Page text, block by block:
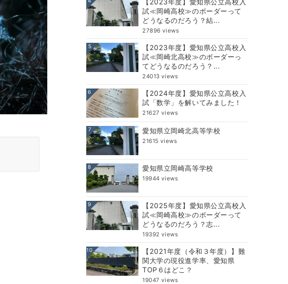
【2023年度】愛知県公立高校入
試≪岡崎高校≫のボーダーって
どうなるのだろう？結...
27896 views
5
【2023年度】愛知県公立高校入
試≪岡崎北高校≫のボーダーっ
てどうなるのだろう？...
24013 views
6
【2024年度】愛知県公立高校入
試「数学」を解いてみました！
21627 views
7 愛知県立岡崎北高等学校
21615 views
8 愛知県立岡崎高等学校
19944 views
9
【2025年度】愛知県公立高校入
試≪岡崎高校≫のボーダーって
どうなるのだろう？志...
19392 views
10
【2021年度（令和３年度）】難
関大学の現役進学率、愛知県
TOP６はどこ？
19047 views